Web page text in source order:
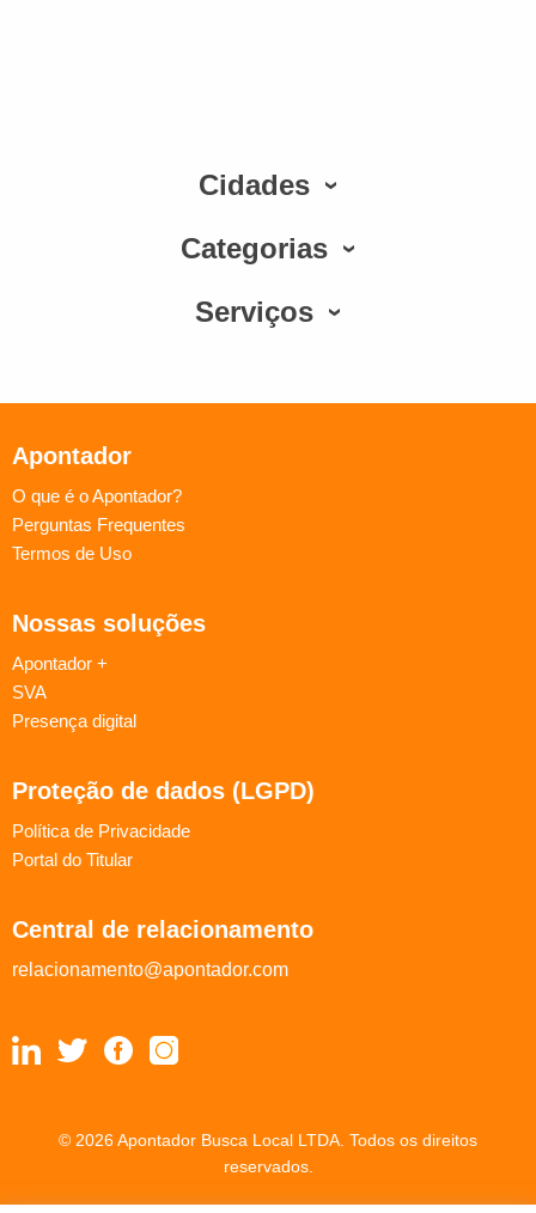
Cidades
Categorias
Serviços
Apontador
O que é o Apontador?
Perguntas Frequentes
Termos de Uso
Nossas soluções
Apontador +
SVA
Presença digital
Proteção de dados (LGPD)
Política de Privacidade
Portal do Titular
Central de relacionamento
relacionamento@apontador.com
© 2026 Apontador Busca Local LTDA. Todos os direitos
reservados.